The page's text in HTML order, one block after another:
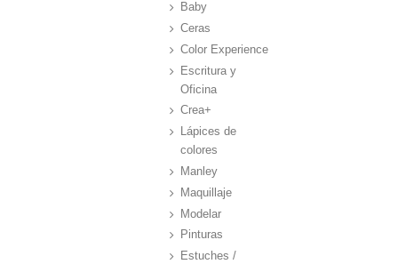
Baby
Ceras
Color Experience
Escritura y
Oficina
Crea+
Lápices de
colores
Manley
Maquillaje
Modelar
Pinturas
Estuches /